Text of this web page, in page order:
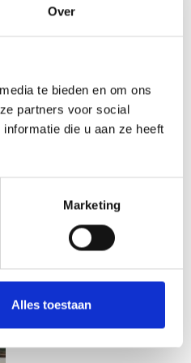
Over
te bieden en om ons
partners voor social
die u aan ze heeft
Marketing
Alles toestaan